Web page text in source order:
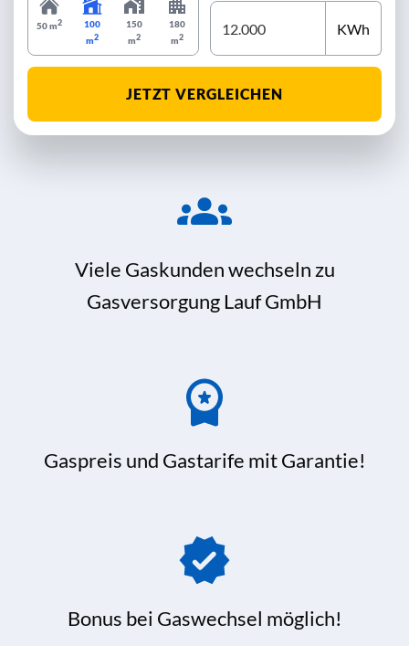
50 m2
100
m2
150
m2
180
m2 KWh
JETZT VERGLEICHEN
Viele Gaskunden wechseln zu
Gasversorgung Lauf GmbH
Gaspreis und Gastarife mit Garantie!
Bonus bei Gaswechsel möglich!